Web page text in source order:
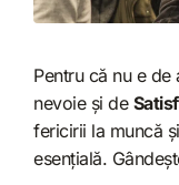
Pentru că nu e de
nevoie și de
fericirii la muncă
esențială.